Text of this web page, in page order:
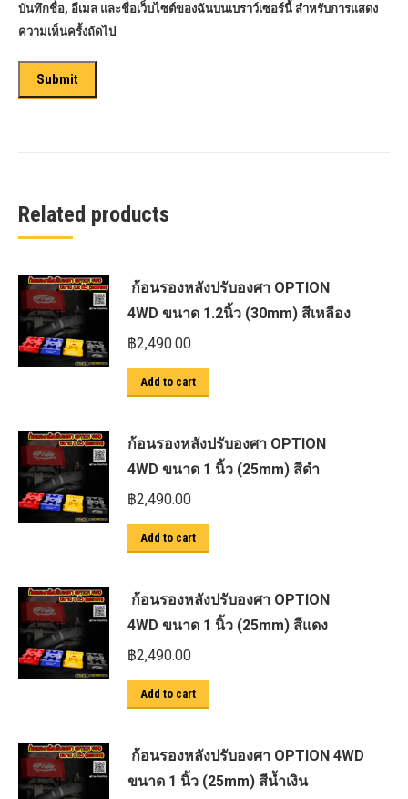
บันทึกชื่อ, อีเมล และชื่อเว็บไซต์ของฉันบนเบราว์เซอร์นี้ สำหรับการแสดง
ความเห็นครั้งถัดไป
Related products
ก้อนรองหลังปรับองศา OPTION
4WD ขนาด 1.2นิ้ว (30mm) สีเหลือง
฿2,490.00
Add to cart
ก้อนรองหลังปรับองศา OPTION
4WD ขนาด 1 นิ้ว (25mm) สีดำ
฿2,490.00
Add to cart
ก้อนรองหลังปรับองศา OPTION
4WD ขนาด 1 นิ้ว (25mm) สีแดง
฿2,490.00
Add to cart
ก้อนรองหลังปรับองศา OPTION 4WD
ขนาด 1 นิ้ว (25mm) สีน้ำเงิน